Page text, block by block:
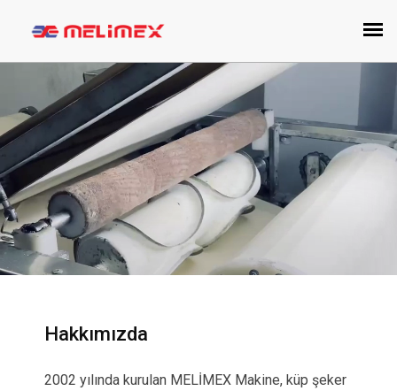
Hakkımızda
2002 yılında kurulan MELİMEX Makine, küp şeker